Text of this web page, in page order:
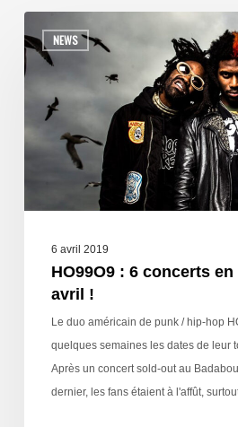
NEWS
6 avril 2019
HO99O9 : 6 concerts en
avril !
Le duo américain de punk / hip-hop
quelques semaines les dates de leur
Après un concert sold-out au
dernier, les fans étaient à l'affût,